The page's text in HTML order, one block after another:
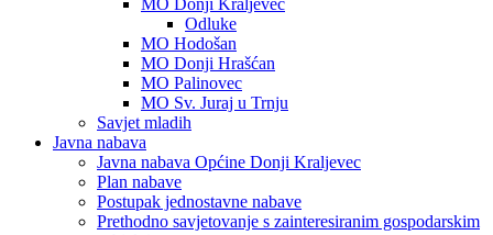
MO Donji Kraljevec
Odluke
MO Hodošan
MO Donji Hrašćan
MO Palinovec
MO Sv. Juraj u Trnju
Savjet mladih
Javna nabava
Javna nabava Općine Donji Kraljevec
Plan nabave
Postupak jednostavne nabave
Prethodno savjetovanje s zainteresiranim gospodarskim